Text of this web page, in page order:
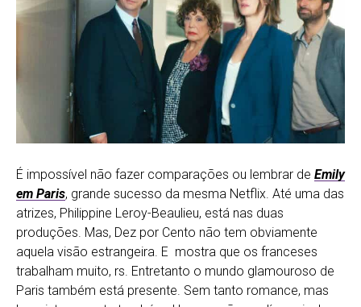
É impossível não fazer comparações ou lembrar de Emily
em Paris, grande sucesso da mesma Netflix. Até uma das
atrizes, Philippine Leroy-Beaulieu, está nas duas
produções. Mas, Dez por Cento não tem obviamente
aquela visão estrangeira. E mostra que os franceses
trabalham muito, rs. Entretanto o mundo glamouroso de
Paris também está presente. Sem tanto romance, mas